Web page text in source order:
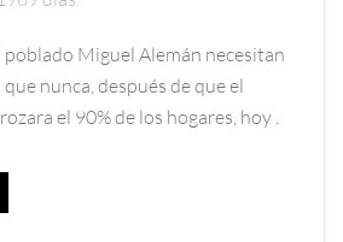
Miguel Alemán necesitan
nunca, después de que el
el 90% de los hogares, hoy .